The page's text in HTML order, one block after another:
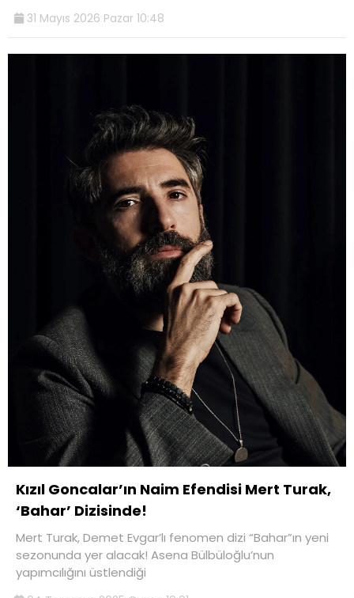
31 Mayıs 2026 Pazar 10:48
Kızıl Goncalar’ın Naim Efendisi Mert Turak,
‘Bahar’ Dizisinde!
Mert Turak, Demet Evgar’lı fenomen dizi “Bahar”ın yeni
sezonunda yer alacak! Asena Bülbüloğlu’nun
yapımcılığını üstlendiği